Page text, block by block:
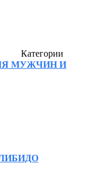
Категории
МУЖЧИН И